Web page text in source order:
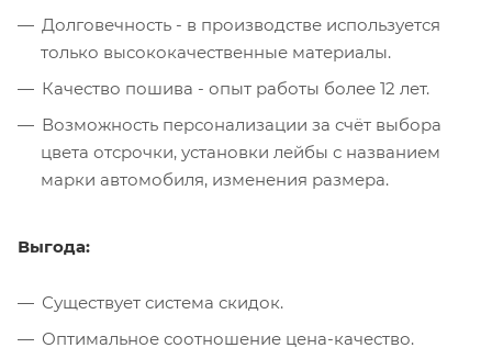
Долговечность - в производстве используется
только высококачественные материалы.
Качество пошива - опыт работы более 12 лет.
Возможность персонализации за счёт выбора
цвета отсрочки, установки лейбы с названием
марки автомобиля, изменения размера.
Выгода:
Существует система скидок.
Оптимальное соотношение цена-качество.